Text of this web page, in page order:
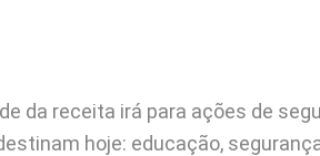
da receita irá para ações de
hoje: educação,